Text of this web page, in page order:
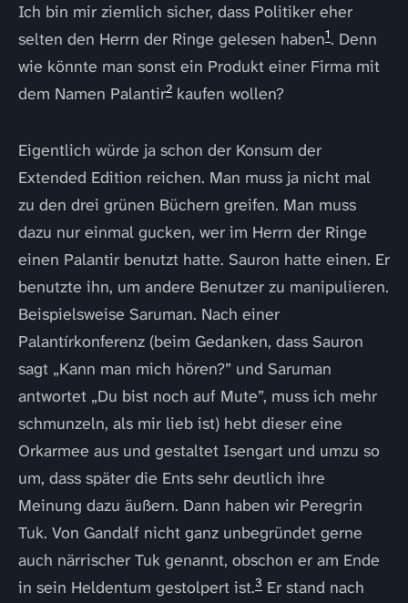
Ich bin mir ziemlich sicher, dass Politiker eher
selten den Herrn der Ringe gelesen haben1. Denn
wie könnte man sonst ein Produkt einer Firma mit
dem Namen Palantir2 kaufen wollen?
Eigentlich würde ja schon der Konsum der
Extended Edition reichen. Man muss ja nicht mal
zu den drei grünen Büchern greifen. Man muss
dazu nur einmal gucken, wer im Herrn der Ringe
einen Palantir benutzt hatte. Sauron hatte einen. Er
benutzte ihn, um andere Benutzer zu manipulieren.
Beispielsweise Saruman. Nach einer
Palantírkonferenz (beim Gedanken, dass Sauron
sagt „Kann man mich hören?” und Saruman
antwortet „Du bist noch auf Mute”, muss ich mehr
schmunzeln, als mir lieb ist) hebt dieser eine
Orkarmee aus und gestaltet Isengart und umzu so
um, dass später die Ents sehr deutlich ihre
Meinung dazu äußern. Dann haben wir Peregrin
Tuk. Von Gandalf nicht ganz unbegründet gerne
auch närrischer Tuk genannt, obschon er am Ende
in sein Heldentum gestolpert ist.3 Er stand nach